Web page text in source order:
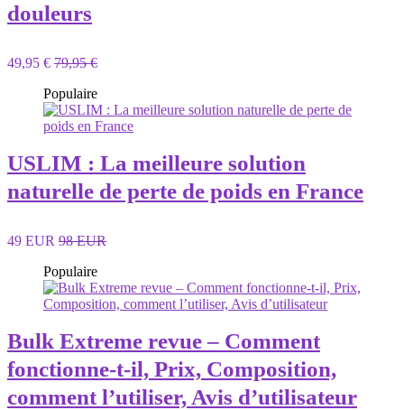
douleurs
49,95 € 79,95 €
Populaire
USLIM : La meilleure solution
naturelle de perte de poids en France
49 EUR 98 EUR
Populaire
Bulk Extreme revue – Comment
fonctionne-t-il, Prix, Composition,
comment l’utiliser, Avis d’utilisateur